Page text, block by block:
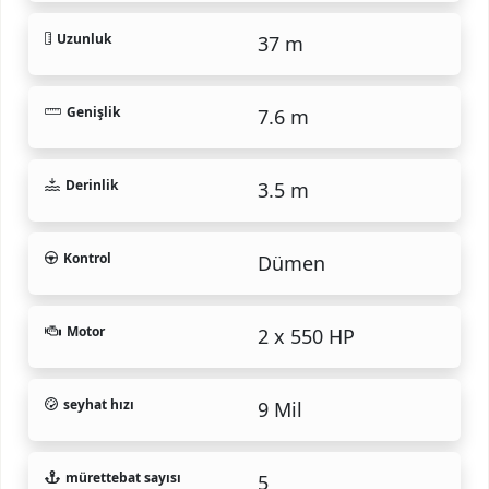
Uzunluk 37 m
Genişlik 7.6 m
Derinlik 3.5 m
Kontrol Dümen
Motor 2 x 550 HP
seyhat hızı 9 Mil
mürettebat sayısı 5